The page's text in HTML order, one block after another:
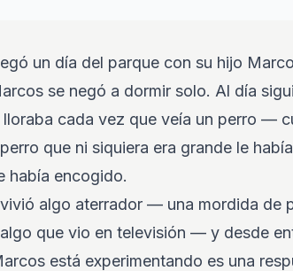
un día del parque con su hijo
se negó a dormir solo. Al día
cada vez que veía un perro —
que ni siquiera era grande le
había encogido.
algo aterrador — una mordida de
que vio en televisión — y desde
está experimentando es una